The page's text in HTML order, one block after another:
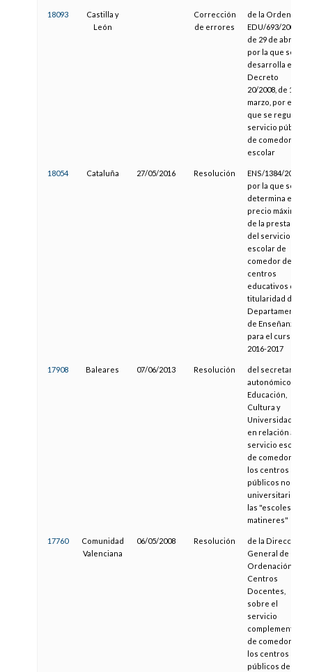
18093
Castilla y
León
Corrección
de errores
de la Orden
EDU/693/2008,
de 29 de abril,
por la que se
desarrolla el
Decreto
20/2008, de 13 de
marzo, por el
que se regula el
servicio público
de comedor
escolar
18054 Cataluña 27/05/2016 Resolución
ENS/1384/2016,
por la que se
determina el
precio máximo
de la prestación
del servicio
escolar de
comedor de los
centros
educativos de
titularidad del
Departamento
de Enseñanza
para el curso
2016-2017
17908 Baleares 07/06/2013 Resolución
del secretario
autonómico de
Educación,
Cultura y
Universidades,
en relación al
servicio escolar
de comedor en
los centros
públicos no
universitarios y
las "escoles
matineres"
17760
Comunidad
Valenciana
06/05/2008 Resolución
de la Dirección
General de
Ordenación y
Centros
Docentes,
sobre el
servicio
complementario
de comedor de
los centros
públicos de